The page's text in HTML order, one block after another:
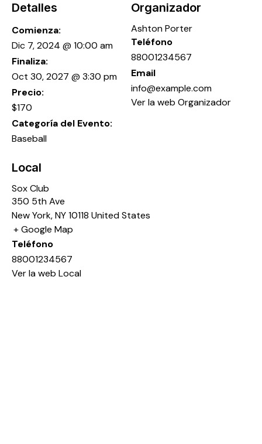
Detalles
Comienza:
Dic 7, 2024 @ 10:00 am
Finaliza:
Oct 30, 2027 @ 3:30 pm
Precio:
$170
Categoría del Evento:
Baseball
Organizador
Ashton Porter
Teléfono
88001234567
Email
info@example.com
Ver la web Organizador
Local
Sox Club
350 5th Ave
New York,NY10118 United States
+ Google Map
Teléfono
88001234567
Ver la web Local